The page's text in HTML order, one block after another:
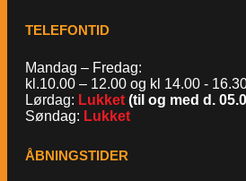
TELEFONTID
Mandag – Fredag:
kl.10.00 – 12.00 og kl 14.00 -
Lørdag: Lukket (til og med d.
Søndag: Lukket
ÅBNINGSTIDER